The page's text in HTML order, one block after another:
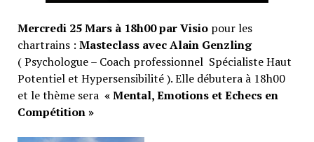
Mercredi 25 Mars à 18h00 par Visiopour les
chartrains : Masteclass avec Alain Genzling
( Psychologue – Coach professionnel Spécialiste Haut
Potentiel et Hypersensibilité ). Elle débutera à 18h00
et le thème sera « Mental, Emotions et Echecs en
Compétition »